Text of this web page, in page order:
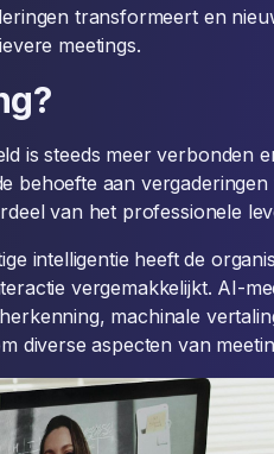
transformeert en
meetings.
is steeds meer verbonden
behoefte aan
van het professionele
intelligentie heeft de
vergemakkelijkt. AI-
machinale
diverse aspecten van